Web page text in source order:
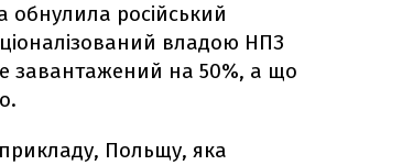
обнулила російський
владою НПЗ
завантажений на 50%, а що
Польщу, яка